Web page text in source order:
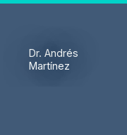
Ir
Dr. Andrés
Martínez